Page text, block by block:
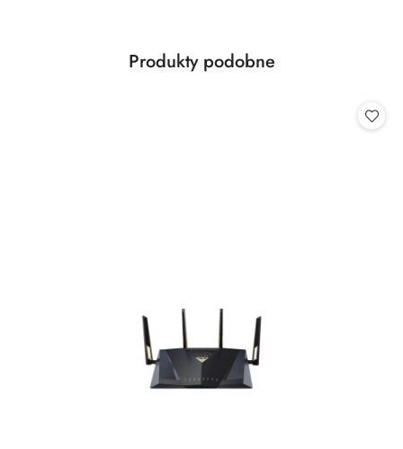
Pomiń karuzelę produktów
Produkty
Produkty podobne